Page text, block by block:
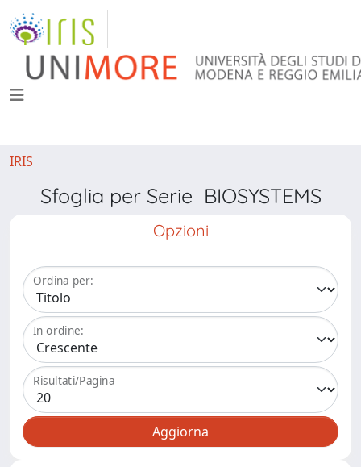
IRIS
Sfoglia per Serie BIOSYSTEMS
Opzioni
Ordina per:
In ordine:
Risultati/Pagina